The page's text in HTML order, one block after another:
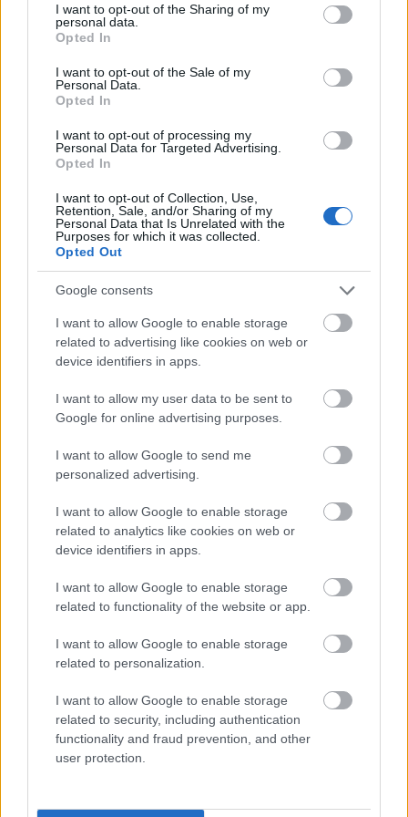
not limited to your visit or usage behaviour. You may click to
grant or deny consent to Google and its third-party tags to
use your data for below specified purposes in below Google
consent section.
I want to opt-out of the Sharing of my
personal data.
Opted In
I want to opt-out of the Sale of my
Personal Data.
Opted In
I want to opt-out of processing my
Personal Data for Targeted Advertising.
Opted In
I want to opt-out of Collection, Use,
Retention, Sale, and/or Sharing of my
Personal Data that Is Unrelated with the
Purposes for which it was collected.
Opted Out
Google consents
I want to allow Google to enable storage
related to advertising like cookies on web or
device identifiers in apps.
I want to allow my user data to be sent to
Google for online advertising purposes.
I want to allow Google to send me
personalized advertising.
I want to allow Google to enable storage
related to analytics like cookies on web or
device identifiers in apps.
I want to allow Google to enable storage
related to functionality of the website or app.
I want to allow Google to enable storage
related to personalization.
I want to allow Google to enable storage
related to security, including authentication
functionality and fraud prevention, and other
user protection.
Fotó: Gálos Mihály Samu
A kifigurázás szintjén foglalkozik a Gárda-
Nem szeretek semmit kifigurázni. Mindent komolyan
veszek. Tudom, hogy mindenki meg van győződve a
magának igazáról. Az is, aki éppen betöri a másik
ember orrát, az is, aki kimegy tüntetni, és az is, aki
otthon kussol. Nekem az a feladatom, hogy ezt
színpadra pakoljam, és a szereplők saját belső
igazságát képviseljem. Az, hogy magamban mit
gondolok róluk, más kérdés. A nézőnek sem kell sem
hozzájuk hasonlóvá válnia, hanem kialakítja a saját
álláspontját. De nekem rendezőként feladatom
komolyan venni ezeket az embereket, ezeket a
helyzeteket.
A polgárőrkapitány főhősnek két szenvedélye van.
Az egyik a már említett politika, illetve egyfajta
közéleti szereplés, a másik pedig a fiatal felesége
iránti érzelem. Rendezőként Dumitrache melyik
szenvedélyét érzi, ábrázolja erősebbnek?
Inkább a féltékenységen van a hangsúly. A szerző,
Ion Luca Caragiale színműveiben a korabeli francia
mintát követte, szokták a román Georges Feydeau-
az emlegetett társadalomkritika. A főszereplő
őrülten féltékeny valakire, de nem rá kellene
gyanakodnia, mert a felesége mással, a
legközvetlenebb munkatársával csalja meg. Ebben a